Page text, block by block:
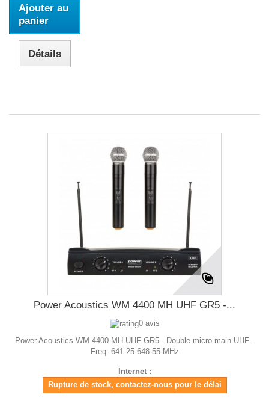
Ajouter au
panier
Détails
Power Acoustics WM 4400 MH UHF GR5 -...
0 avis
Power Acoustics WM 4400 MH UHF GR5 - Double micro main UHF -
Freq. 641.25-648.55 MHz
Internet :
Rupture de stock, contactez-nous pour le délai